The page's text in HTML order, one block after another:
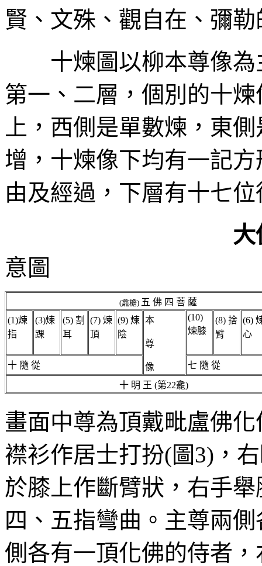
賢、文殊、觀自在、彌
十煉圖以柳本尊像為
第一、二層，個別的十
上，西側是單數煉，東
增，十煉像下均有一記
由及經過，下層有十七
大
意圖
(龕檐) 五 佛 四 菩 薩
(1)煉
指
(3)煉
踝
(5) 割
耳
(7) 煉
頂
(9) 煉
陰
本
尊
像
(10)
煉膝
(8) 捨
臂
(6)
心
十 隨 從
七 隨 從
十 明 王 (第22龕)
畫面中尊為頂戴毗盧佛
襟衫作居士打扮(圖3) ，
於膝上作斷臂狀，右手
四、五指彎曲。主尊兩
側各有一頂化佛的侍者